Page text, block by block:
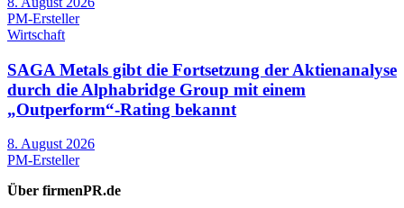
PM-Ersteller
Wirtschaft
SAGA Metals gibt die Fortsetzung der Aktienanalyse
durch die Alphabridge Group mit einem
„Outperform“-Rating bekannt
8. August 2026
PM-Ersteller
Über firmenPR.de